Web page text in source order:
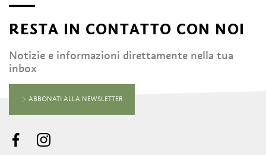
RESTA IN CONTATTO CON NOI
Notizie e informazioni direttamente nella tua
inbox
ABBONATI ALLA NEWSLETTER